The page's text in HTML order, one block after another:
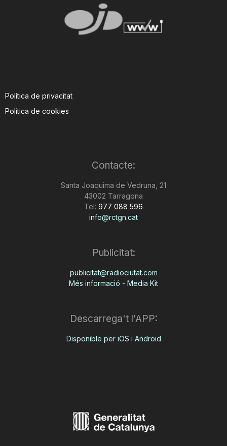
Política de privacitat
Política de cookies
Contacte:
Santa Joaquima de Vedruna, 21
43002 Tarragona
Tel: 977 088 596
info@rctgn.cat
Publicitat:
publicitat@radiociutat.com
Més informació - Media Kit
Descarrega't l'APP:
Disponible per iOS i Android